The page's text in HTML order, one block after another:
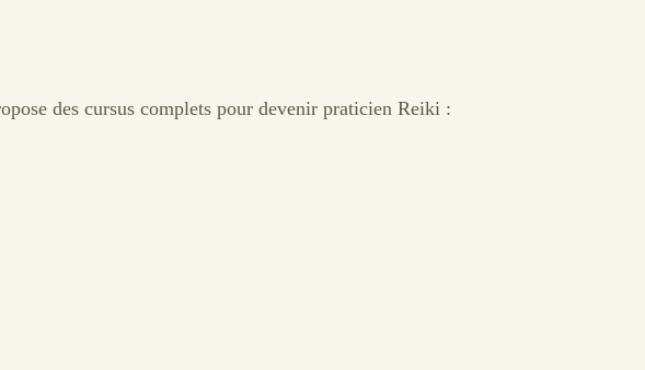
des cursus complets pour devenir praticien Reiki :